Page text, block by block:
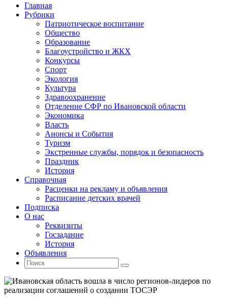
Промотать
содержимому
Главная
Рубрики
Патриотическое воспитание
Общество
Образование
Благоустройство и ЖКХ
Конкурсы
Спорт
Экология
Культура
Здравоохранение
Отделение СФР по Ивановской области
Экономика
Власть
Анонсы и События
Туризм
Экстренные службы, порядок и безопасность
Праздник
История
Справочная
Расценки на рекламу и объявления
Расписание детских врачей
Подписка
О нас
Реквизиты
Госзадание
История
Объявления
Поиск
Искать:
Поиск